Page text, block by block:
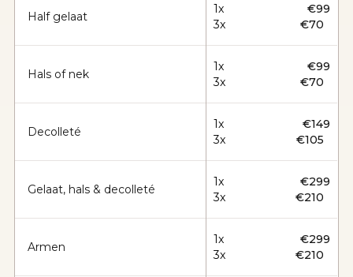
Half gelaat
1x
€99
3x
€70
Hals of nek
1x
€99
3x
€70
Decolleté
1x
€149
3x
€105
Gelaat, hals & decolleté
1x
€299
3x
€210
Armen
1x
€299
3x
€210